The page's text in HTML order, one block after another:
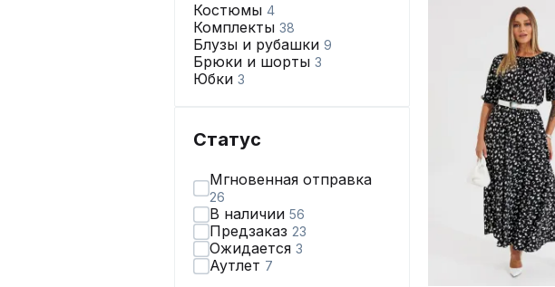
Костюмы 4
Комплекты 38
Блузы и рубашки 9
Брюки и шорты 3
Юбки 3
Статус
Мгновенная отправка
26
В наличии 56
Предзаказ 23
Ожидается 3
Аутлет 7